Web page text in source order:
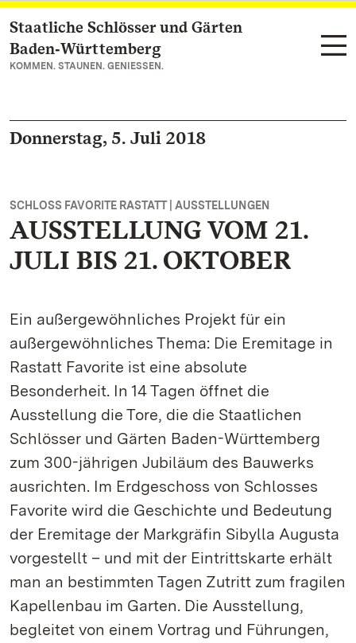
Zum Hauptinhalt springen
Staatliche Schlösser und Gärten
Baden‑Württemberg
KOMMEN. STAUNEN. GENIESSEN.
Donnerstag, 5. Juli 2018
SCHLOSS FAVORITE RASTATT | AUSSTELLUNGEN
AUSSTELLUNG VOM 21.
JULI BIS 21. OKTOBER
Ein außergewöhnliches Projekt für ein
außergewöhnliches Thema: Die Eremitage in
Rastatt Favorite ist eine absolute
Besonderheit. In 14 Tagen öffnet die
Ausstellung die Tore, die die Staatlichen
Schlösser und Gärten Baden-Württemberg
zum 300-jährigen Jubiläum des Bauwerks
ausrichten. Im Erdgeschoss von Schlosses
Favorite wird die Geschichte und Bedeutung
der Eremitage der Markgräfin Sibylla Augusta
vorgestellt – und mit der Eintrittskarte erhält
man an bestimmten Tagen Zutritt zum fragilen
Kapellenbau im Garten. Die Ausstellung,
begleitet von einem Vortrag und Führungen,